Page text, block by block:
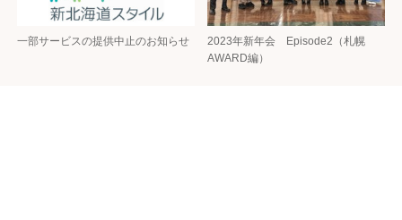
一部サービスの提供中止のお知らせ
2023年新年会 Episode2（札幌
AWARD編）